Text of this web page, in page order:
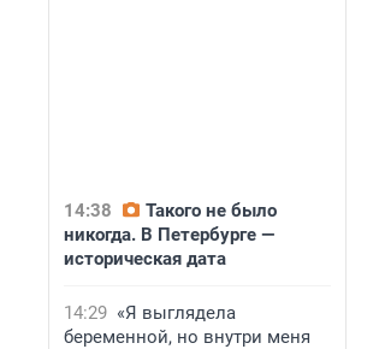
14:38
Такого не было
никогда. В Петербурге —
историческая дата
14:29 «Я выглядела
беременной, но внутри меня